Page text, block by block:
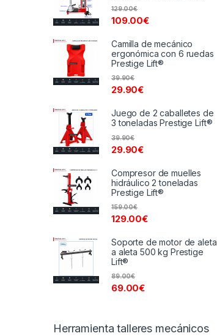
109.00€
129.00€
Camilla de mecánico
ergonómica con 6 ruedas
Prestige Lift®
29.90€
39.90€
Juego de 2 caballetes de
3 toneladas Prestige Lift®
29.90€
39.90€
Compresor de muelles
hidráulico 2 toneladas
Prestige Lift®
129.00€
159.00€
Soporte de motor de aleta
a aleta 500 kg Prestige
Lift®
69.00€
89.00€
Herramienta talleres mecánicos